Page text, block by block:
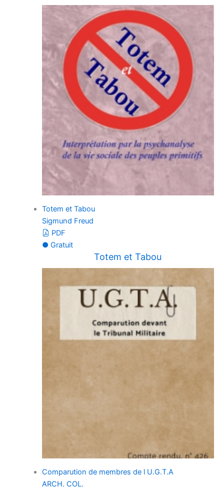
Totem et Tabou
Sigmund Freud
PDF
● Gratuit
Totem et Tabou
Comparution de membres de l U.G.T.A
ARCH. COL.